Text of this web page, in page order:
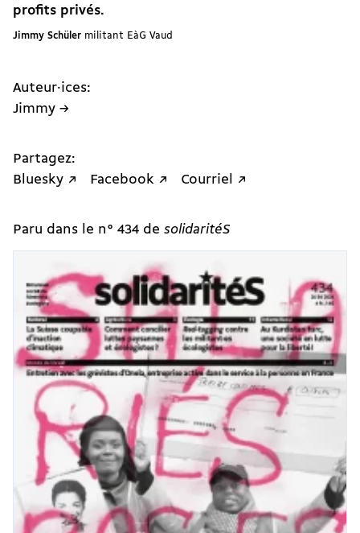
profits privés.
Jimmy Schüler militant EàG Vaud
Auteur·ices:
Jimmy →
Partagez:
Bluesky ↗
Facebook ↗ Courriel ↗
Paru dans le n° 434 de solidaritéS